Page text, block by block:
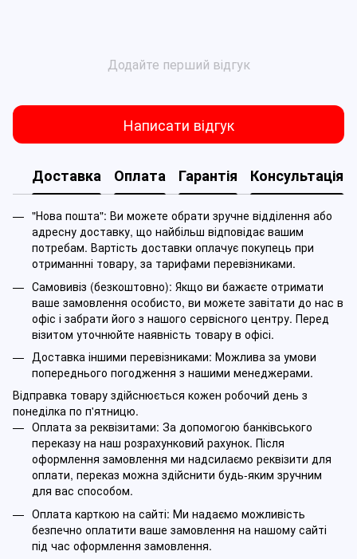
Додайте перший відгук
Написати відгук
Доставка Оплата Гарантія Консультація
"Нова пошта": Ви можете обрати зручне відділення або
адресну доставку, що найбільш відповідає вашим
потребам. Вартість доставки оплачує покупець при
отриманнні товару, за тарифами перевізниками.
Самовивіз (безкоштовно): Якщо ви бажаєте отримати
ваше замовлення особисто, ви можете завітати до нас в
офіс і забрати його з нашого сервісного центру. Перед
візитом уточнюйте наявність товару в офісі.
Доставка іншими перевізниками: Можлива за умови
попереднього погодження з нашими менеджерами.
Відправка товару здійснюється кожен робочий день з
понеділка по п'ятницю.
Оплата за реквізитами: За допомогою банківського
переказу на наш розрахунковий рахунок. Після
оформлення замовлення ми надсилаємо реквізити для
оплати, переказ можна здійснити будь-яким зручним
для вас способом.
Оплата карткою на сайті: Ми надаємо можливість
безпечно оплатити ваше замовлення на нашому сайті
під час оформлення замовлення.